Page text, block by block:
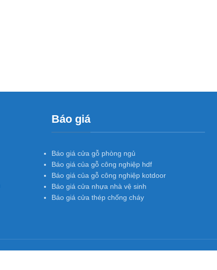
Báo giá
Báo giá cửa gỗ phòng ngủ
Báo giá của gỗ công nghiệp hdf
Báo giá của gỗ công nghiệp kotdoor
Báo giá cửa nhựa nhà vệ sinh
Báo giá cửa thép chống cháy